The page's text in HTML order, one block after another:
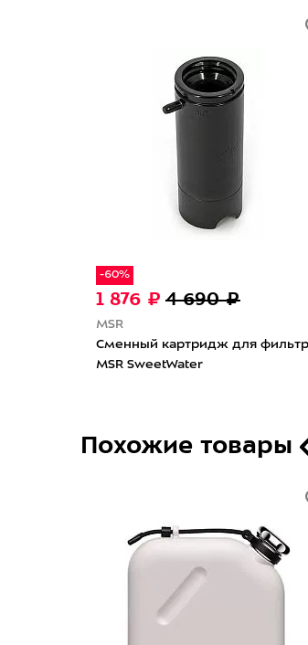
-60%
1 876 ₽ 4 690 ₽
MSR
Сменный картридж для
MSR SweetWater
Похожие товары